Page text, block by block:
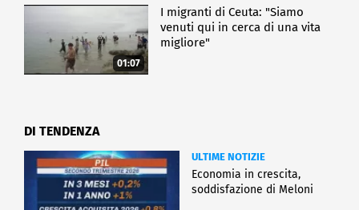
01:07
I migranti di Ceuta: "Siamo
venuti qui in cerca di una vita
migliore"
DI TENDENZA
ULTIME NOTIZIE
Economia in crescita,
soddisfazione di Meloni